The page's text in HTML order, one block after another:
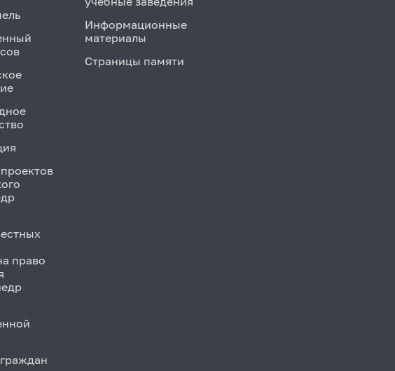
право
Информационные
материалы
Страницы памяти